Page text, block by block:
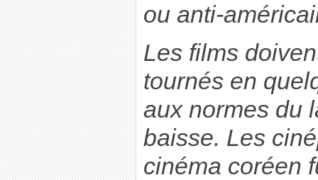
ou anti-
Les films
tournés en
aux normes du
baisse. Les
cinéma coréen